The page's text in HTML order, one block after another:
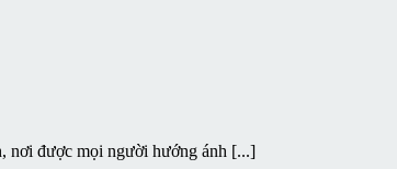
nơi được mọi người hướng ánh [...]